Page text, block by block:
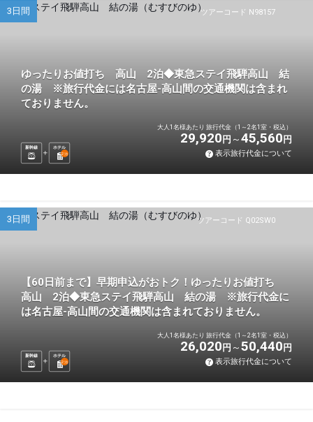
ツアーコード N98157
3日間
ゆったりお値打ち 高山 2泊◆東急ステイ飛騨高山 結
の湯 ※旅行代金には名古屋-高山間の交通機関は含まれ
ておりません。
新幹線
ホテル
2泊
大人1名様あたり 旅行代金（1～2名1室・税込）
29,920 円 45,560 円
表示旅行代金について
ツアーコード Q02SW0
3日間
【60日前まで】早期申込がおトク！ゆったりお値打ち
高山 2泊◆東急ステイ飛騨高山 結の湯 ※旅行代金に
は名古屋-高山間の交通機関は含まれておりません。
新幹線
ホテル
2泊
大人1名様あたり 旅行代金（1～2名1室・税込）
26,020 円 50,440 円
表示旅行代金について